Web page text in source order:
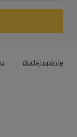
dodaj opinię